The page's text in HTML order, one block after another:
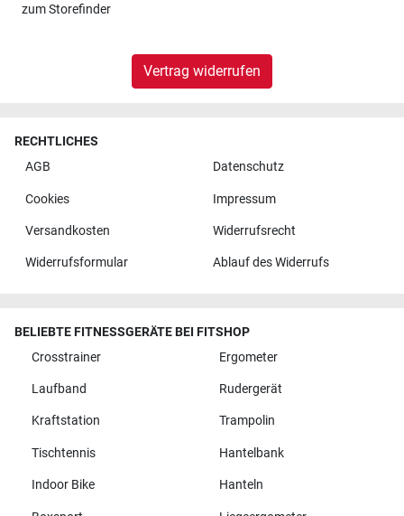
zumStorefinder
Vertrag widerrufen
RECHTLICHES
AGB
Datenschutz
Cookies Impressum
Versandkosten Widerrufsrecht
Widerrufsformular Ablauf des Widerrufs
BELIEBTE FITNESSGERÄTE BEI FITSHOP
Crosstrainer
Ergometer
Laufband Rudergerät
Kraftstation Trampolin
Tischtennis Hantelbank
Indoor Bike Hanteln